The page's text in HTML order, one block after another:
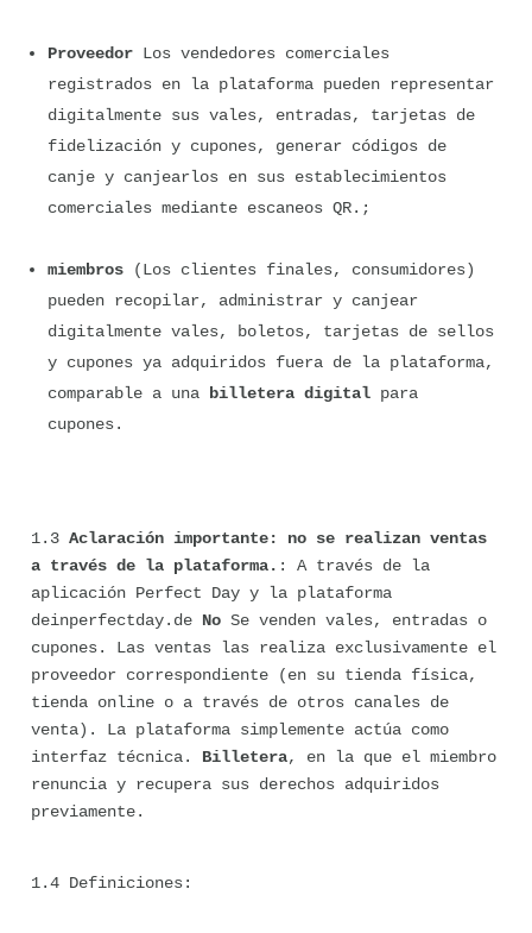
Proveedor Los vendedores comerciales
registrados en la plataforma pueden representar
digitalmente sus vales, entradas, tarjetas de
fidelización y cupones, generar códigos de
canje y canjearlos en sus establecimientos
comerciales mediante escaneos QR.;
miembros (Los clientes finales, consumidores)
pueden recopilar, administrar y canjear
digitalmente vales, boletos, tarjetas de sellos
y cupones ya adquiridos fuera de la plataforma,
comparable a una
billetera digital para
cupones.
1.3 Aclaración importante: no se realizan ventas
a través de la plataforma. : A través de la
aplicación Perfect Day y la plataforma
deinperfectday.de No Se venden vales, entradas o
cupones. Las ventas las realiza exclusivamente el
proveedor correspondiente (en su tienda física,
tienda online o a través de otros canales de
venta). La plataforma simplemente actúa como
interfaz técnica. Billetera, en la que el miembro
renuncia y recupera sus derechos adquiridos
previamente.
1.4 Definiciones: